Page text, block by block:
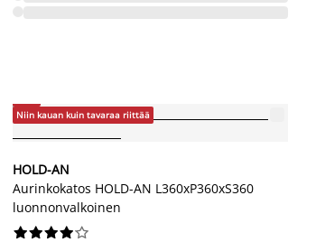
Niin kauan kuin tavaraa riittää
HOLD-AN
Aurinkokatos HOLD-AN L360xP360xS360
luonnonvalkoinen





